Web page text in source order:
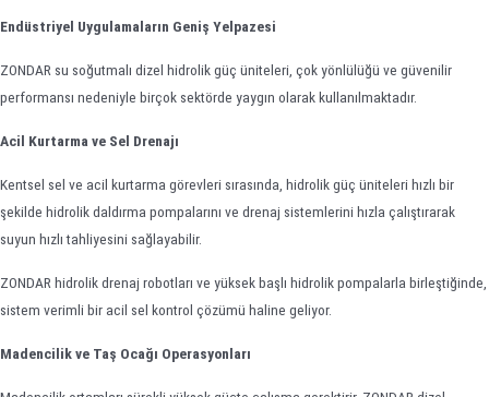
Endüstriyel Uygulamaların Geniş Yelpazesi
ZONDAR su soğutmalı dizel hidrolik güç üniteleri, çok yönlülüğü ve güvenilir
performansı nedeniyle birçok sektörde yaygın olarak kullanılmaktadır.
Acil Kurtarma ve Sel Drenajı
Kentsel sel ve acil kurtarma görevleri sırasında, hidrolik güç üniteleri hızlı bir
şekilde hidrolik daldırma pompalarını ve drenaj sistemlerini hızla çalıştırarak
suyun hızlı tahliyesini sağlayabilir.
ZONDAR hidrolik drenaj robotları ve yüksek başlı hidrolik pompalarla birleştiğinde,
sistem verimli bir acil sel kontrol çözümü haline geliyor.
Madencilik ve Taş Ocağı Operasyonları